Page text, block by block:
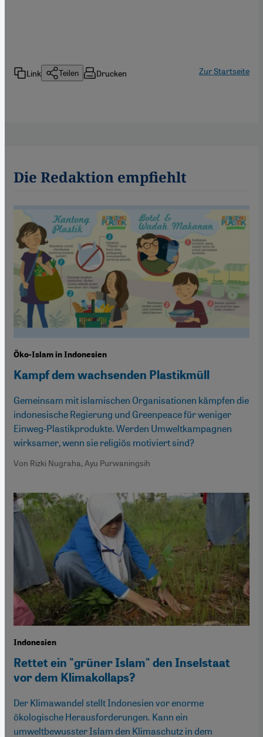
Link Teilen Drucken Zur Startseite
Die Redaktion empfiehlt
Öko-Islam in Indonesien
Kampf dem wachsenden Plastikmüll
Gemeinsam mit islamischen Organisationen kämpfen die
indonesische Regierung und Greenpeace für weniger
Einweg-Plastikprodukte. Werden Umweltkampagnen
wirksamer, wenn sie religiös motiviert sind?
Von Rizki Nugraha, Ayu Purwaningsih
Indonesien
Rettet ein "grüner Islam" den Inselstaat
vor dem Klimakollaps?
Der Klimawandel stellt Indonesien vor enorme
ökologische Herausforderungen. Kann ein
umweltbewusster Islam den Klimaschutz in dem